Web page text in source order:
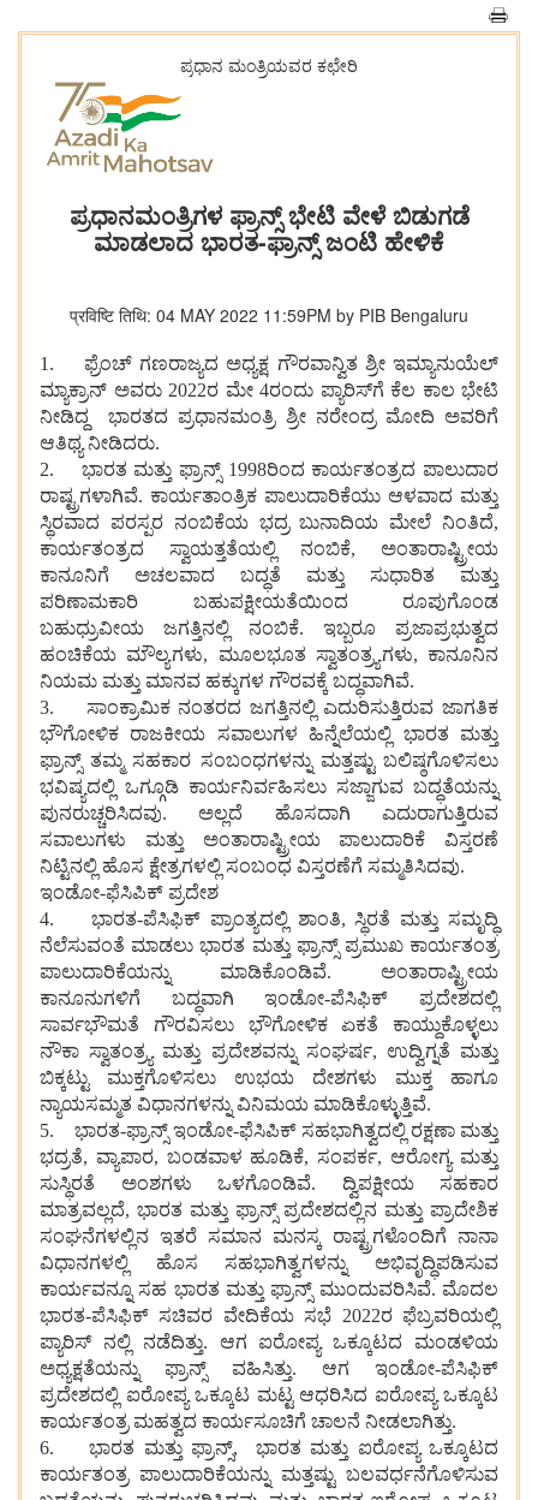
ಪ್ರಧಾನ ಮಂತ್ರಿಯವರ ಕಛೇರಿ
ಪ್ರಧಾನಮಂತ್ರಿಗಳ ಫ್ರಾನ್ಸ್ ಭೇಟಿ ವೇಳೆ ಬಿಡುಗಡೆ
ಮಾಡಲಾದ ಭಾರತ-ಫ್ರಾನ್ಸ್ ಜಂಟಿ ಹೇಳಿಕೆ
प्रविष्टि तिथि: 04 MAY 2022 11:59PM by PIB Bengaluru
1. ಫ್ರೆಂಚ್ ಗಣರಾಜ್ಯದ ಅಧ್ಯಕ್ಷ ಗೌರವಾನ್ವಿತ ಶ್ರೀ ಇಮ್ಯಾನುಯೆಲ್
ಮ್ಯಾಕ್ರಾನ್ ಅವರು 2022ರ ಮೇ 4ರಂದು ಪ್ಯಾರಿಸ್‌ಗೆ ಕೆಲ ಕಾಲ ಭೇಟಿ
ನೀಡಿದ್ದ ಭಾರತದ ಪ್ರಧಾನಮಂತ್ರಿ ಶ್ರೀ ನರೇಂದ್ರ ಮೋದಿ ಅವರಿಗೆ
ಆತಿಥ್ಯ ನೀಡಿದರು.
2. ಭಾರತ ಮತ್ತು ಫ್ರಾನ್ಸ್ 1998ರಿಂದ ಕಾರ್ಯತಂತ್ರದ ಪಾಲುದಾರ
ರಾಷ್ಟ್ರಗಳಾಗಿವೆ. ಕಾರ್ಯತಾಂತ್ರಿಕ ಪಾಲುದಾರಿಕೆಯು ಆಳವಾದ ಮತ್ತು
ಸ್ಥಿರವಾದ ಪರಸ್ಪರ ನಂಬಿಕೆಯ ಭದ್ರ ಬುನಾದಿಯ ಮೇಲೆ ನಿಂತಿದೆ,
ಕಾರ್ಯತಂತ್ರದ ಸ್ವಾಯತ್ತತೆಯಲ್ಲಿ ನಂಬಿಕೆ, ಅಂತಾರಾಷ್ಟ್ರೀಯ
ಕಾನೂನಿಗೆ ಅಚಲವಾದ ಬದ್ಧತೆ ಮತ್ತು ಸುಧಾರಿತ ಮತ್ತು
ಪರಿಣಾಮಕಾರಿ ಬಹುಪಕ್ಷೀಯತೆಯಿಂದ ರೂಪುಗೊಂಡ
ಬಹುಧ್ರುವೀಯ ಜಗತ್ತಿನಲ್ಲಿ ನಂಬಿಕೆ. ಇಬ್ಬರೂ ಪ್ರಜಾಪ್ರಭುತ್ವದ
ಹಂಚಿಕೆಯ ಮೌಲ್ಯಗಳು, ಮೂಲಭೂತ ಸ್ವಾತಂತ್ರ್ಯಗಳು, ಕಾನೂನಿನ
ನಿಯಮ ಮತ್ತು ಮಾನವ ಹಕ್ಕುಗಳ ಗೌರವಕ್ಕೆ ಬದ್ಧವಾಗಿವೆ.
3. ಸಾಂಕ್ರಾಮಿಕ ನಂತರದ ಜಗತ್ತಿನಲ್ಲಿ ಎದುರಿಸುತ್ತಿರುವ ಜಾಗತಿಕ
ಭೌಗೋಳಿಕ ರಾಜಕೀಯ ಸವಾಲುಗಳ ಹಿನ್ನೆಲೆಯಲ್ಲಿ ಭಾರತ ಮತ್ತು
ಫ್ರಾನ್ಸ್ ತಮ್ಮ ಸಹಕಾರ ಸಂಬಂಧಗಳನ್ನು ಮತ್ತಷ್ಟು ಬಲಿಷ್ಠಗೊಳಿಸಲು
ಭವಿಷ್ಯದಲ್ಲಿ ಒಗ್ಗೂಡಿ ಕಾರ್ಯನಿರ್ವಹಿಸಲು ಸಜ್ಜಾಗುವ ಬದ್ಧತೆಯನ್ನು
ಪುನರುಚ್ಚರಿಸಿದವು. ಅಲ್ಲದೆ ಹೊಸದಾಗಿ ಎದುರಾಗುತ್ತಿರುವ
ಸವಾಲುಗಳು ಮತ್ತು ಅಂತಾರಾಷ್ಟ್ರೀಯ ಪಾಲುದಾರಿಕೆ ವಿಸ್ತರಣೆ
ನಿಟ್ಟಿನಲ್ಲಿ ಹೊಸ ಕ್ಷೇತ್ರಗಳಲ್ಲಿ ಸಂಬಂಧ ವಿಸ್ತರಣೆಗೆ ಸಮ್ಮತಿಸಿದವು.
ಇಂಡೋ-ಫೆಸಿಪಿಕ್ ಪ್ರದೇಶ
4. ಭಾರತ-ಪೆಸಿಫಿಕ್ ಪ್ರಾಂತ್ಯದಲ್ಲಿ ಶಾಂತಿ, ಸ್ಥಿರತೆ ಮತ್ತು ಸಮೃದ್ಧಿ
ನೆಲೆಸುವಂತೆ ಮಾಡಲು ಭಾರತ ಮತ್ತು ಫ್ರಾನ್ಸ್ ಪ್ರಮುಖ ಕಾರ್ಯತಂತ್ರ
ಪಾಲುದಾರಿಕೆಯನ್ನು ಮಾಡಿಕೊಂಡಿವೆ. ಅಂತಾರಾಷ್ಟ್ರೀಯ
ಕಾನೂನುಗಳಿಗೆ ಬದ್ಧವಾಗಿ ಇಂಡೋ-ಪೆಸಿಫಿಕ್ ಪ್ರದೇಶದಲ್ಲಿ
ಸಾರ್ವಭೌಮತೆ ಗೌರವಿಸಲು ಭೌಗೋಳಿಕ ಏಕತೆ ಕಾಯ್ದುಕೊಳ್ಳಲು
ನೌಕಾ ಸ್ವಾತಂತ್ರ್ಯ ಮತ್ತು ಪ್ರದೇಶವನ್ನು ಸಂಘರ್ಷ, ಉದ್ವಿಗ್ನತೆ ಮತ್ತು
ಬಿಕ್ಕಟ್ಟು ಮುಕ್ತಗೊಳಿಸಲು ಉಭಯ ದೇಶಗಳು ಮುಕ್ತ ಹಾಗೂ
ನ್ಯಾಯಸಮ್ಮತ ವಿಧಾನಗಳನ್ನು ವಿನಿಮಯ ಮಾಡಿಕೊಳ್ಳುತ್ತಿವೆ.
5. ಭಾರತ-ಫ್ರಾನ್ಸ್ ಇಂಡೋ-ಫೆಸಿಪಿಕ್ ಸಹಭಾಗಿತ್ವದಲ್ಲಿ ರಕ್ಷಣಾ ಮತ್ತು
ಭದ್ರತೆ, ವ್ಯಾಪಾರ, ಬಂಡವಾಳ ಹೂಡಿಕೆ, ಸಂಪರ್ಕ, ಆರೋಗ್ಯ ಮತ್ತು
ಸುಸ್ಥಿರತೆ ಅಂಶಗಳು ಒಳಗೊಂಡಿವೆ. ದ್ವಿಪಕ್ಷೀಯ ಸಹಕಾರ
ಮಾತ್ರವಲ್ಲದೆ, ಭಾರತ ಮತ್ತು ಫ್ರಾನ್ಸ್ ಪ್ರದೇಶದಲ್ಲಿನ ಮತ್ತು ಪ್ರಾದೇಶಿಕ
ಸಂಘನೆಗಳಲ್ಲಿನ ಇತರೆ ಸಮಾನ ಮನಸ್ಕ ರಾಷ್ಟ್ರಗಳೊಂದಿಗೆ ನಾನಾ
ವಿಧಾನಗಳಲ್ಲಿ ಹೊಸ ಸಹಭಾಗಿತ್ವಗಳನ್ನು ಅಭಿವೃದ್ಧಿಪಡಿಸುವ
ಕಾರ್ಯವನ್ನೂ ಸಹ ಭಾರತ ಮತ್ತು ಫ್ರಾನ್ಸ್ ಮುಂದುವರಿಸಿವೆ. ಮೊದಲ
ಭಾರತ-ಪೆಸಿಫಿಕ್ ಸಚಿವರ ವೇದಿಕೆಯ ಸಭೆ 2022ರ ಫೆಬ್ರವರಿಯಲ್ಲಿ
ಪ್ಯಾರಿಸ್ ನಲ್ಲಿ ನಡೆದಿತ್ತು. ಆಗ ಐರೋಪ್ಯ ಒಕ್ಕೂಟದ ಮಂಡಳಿಯ
ಅಧ್ಯಕ್ಷತೆಯನ್ನು ಫ್ರಾನ್ಸ್ ವಹಿಸಿತ್ತು. ಆಗ ಇಂಡೋ-ಪೆಸಿಫಿಕ್
ಪ್ರದೇಶದಲ್ಲಿ ಐರೋಪ್ಯ ಒಕ್ಕೂಟ ಮಟ್ಟ ಆಧರಿಸಿದ ಐರೋಪ್ಯ ಒಕ್ಕೂಟ
ಕಾರ್ಯತಂತ್ರ ಮಹತ್ವದ ಕಾರ್ಯಸೂಚಿಗೆ ಚಾಲನೆ ನೀಡಲಾಗಿತ್ತು.
6. ಭಾರತ ಮತ್ತು ಫ್ರಾನ್ಸ್, ಭಾರತ ಮತ್ತು ಐರೋಪ್ಯ ಒಕ್ಕೂಟದ
ಕಾರ್ಯತಂತ್ರ ಪಾಲುದಾರಿಕೆಯನ್ನು ಮತ್ತಷ್ಟು ಬಲವರ್ಧನೆಗೊಳಿಸುವ